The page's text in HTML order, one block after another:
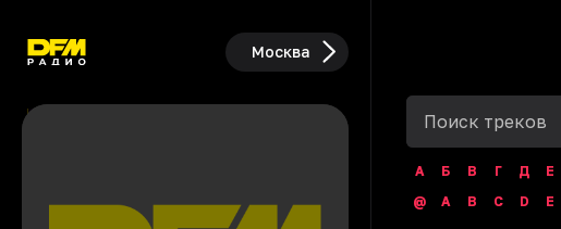
Москва
А Б В Г Д Е
@
A B C D E